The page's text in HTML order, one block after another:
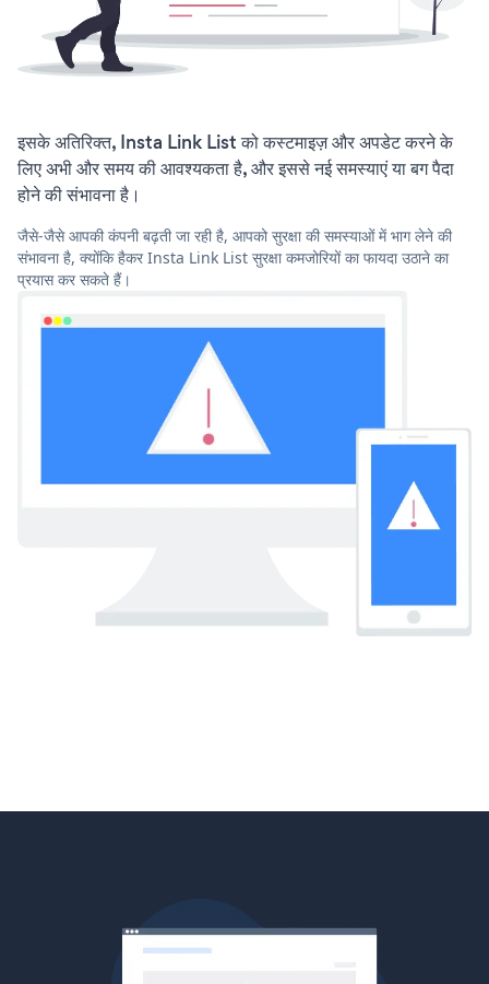
इसके अतिरिक्त, Insta Link List को कस्टमाइज़ और अपडेट करने के
लिए अभी और समय की आवश्यकता है, और इससे नई समस्याएं या बग पैदा
होने की संभावना है।
जैसे-जैसे आपकी कंपनी बढ़ती जा रही है, आपको सुरक्षा की समस्याओं में भाग लेने की
संभावना है, क्योंकि हैकर Insta Link List सुरक्षा कमजोरियों का फायदा उठाने का
प्रयास कर सकते हैं।